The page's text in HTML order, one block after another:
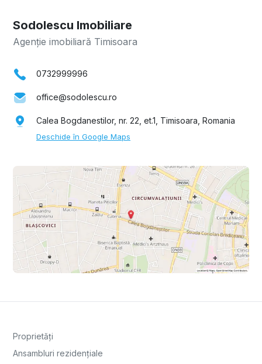
Sodolescu Imobiliare
Agenție imobiliară Timisoara
0732999996
office@sodolescu.ro
Calea Bogdanestilor, nr. 22, et.1, Timisoara, Romania
Deschide în Google Maps
Proprietăți
Ansambluri rezidențiale